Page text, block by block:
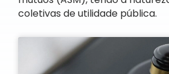
coletivas de utilidade pública.